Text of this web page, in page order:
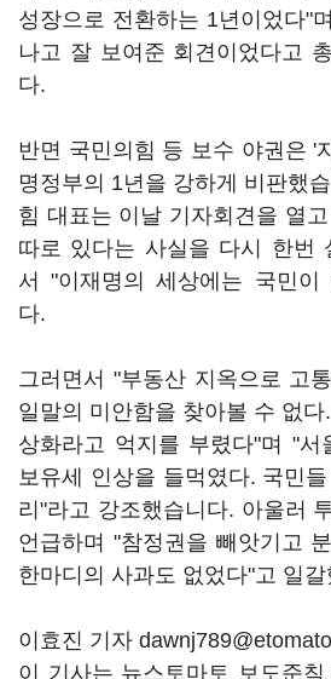
성장으로 전환하는 1년이었다"
나고 잘 보여준 회견이었다고
다.
반면 국민의힘 등 보수 야권은 '
명정부의 1년을 강하게 비판했
힘 대표는 이날 기자회견을 열
따로 있다는 사실을 다시 한번
서 "이재명의 세상에는 국민이
다.
그러면서 "부동산 지옥으로 고
일말의 미안함을 찾아볼 수 없
상화라고 억지를 부렸다"며 "서
보유세 인상을 들먹였다. 국민
리"라고 강조했습니다. 아울러
언급하며 "참정권을 빼앗기고
한마디의 사과도 없었다"고 일
이효진 기자
이 기사는 뉴스토마토 보도준